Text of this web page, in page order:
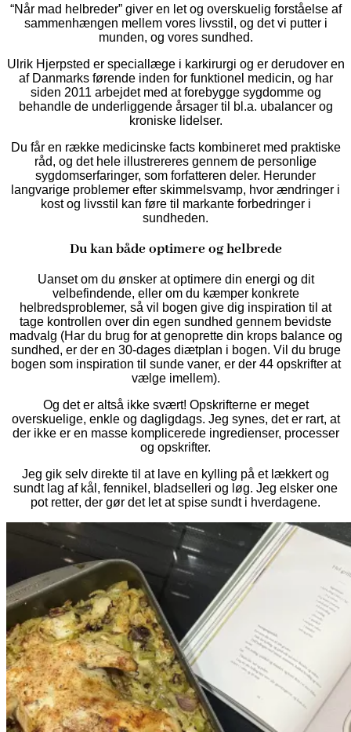
“Når mad helbreder” giver en let og overskuelig forståelse af
sammenhængen mellem vores livsstil, og det vi putter i
munden, og vores sundhed.
Ulrik Hjerpsted er speciallæge i karkirurgi og er derudover en
af Danmarks førende inden for funktionel medicin, og har
siden 2011 arbejdet med at forebygge sygdomme og
behandle de underliggende årsager til bl.a. ubalancer og
kroniske lidelser.
Du får en række medicinske facts kombineret med praktiske
råd, og det hele illustrereres gennem de personlige
sygdomserfaringer, som forfatteren deler. Herunder
langvarige problemer efter skimmelsvamp, hvor ændringer i
kost og livsstil kan føre til markante forbedringer i
sundheden.
Du kan både optimere og helbrede
Uanset om du ønsker at optimere din energi og dit
velbefindende, eller om du kæmper konkrete
helbredsproblemer, så vil bogen give dig inspiration til at
tage kontrollen over din egen sundhed gennem bevidste
madvalg (Har du brug for at genoprette din krops balance og
sundhed, er der en 30-dages diætplan i bogen. Vil du bruge
bogen som inspiration til sunde vaner, er der 44 opskrifter at
vælge imellem).
Og det er altså ikke svært! Opskrifterne er meget
overskuelige, enkle og dagligdags. Jeg synes, det er rart, at
der ikke er en masse komplicerede ingredienser, processer
og opskrifter.
Jeg gik selv direkte til at lave en kylling på et lækkert og
sundt lag af kål, fennikel, bladselleri og løg. Jeg elsker one
pot retter, der gør det let at spise sundt i hverdagene.